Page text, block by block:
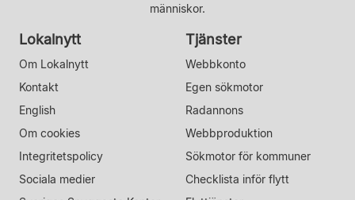
människor.
Lokalnytt
Om Lokalnytt
Kontakt
English
Om cookies
Integritetspolicy
Sociala medier
Tjänster
Webbkonto
Egen sökmotor
Radannons
Webbproduktion
Sökmotor för kommuner
Checklista inför flytt